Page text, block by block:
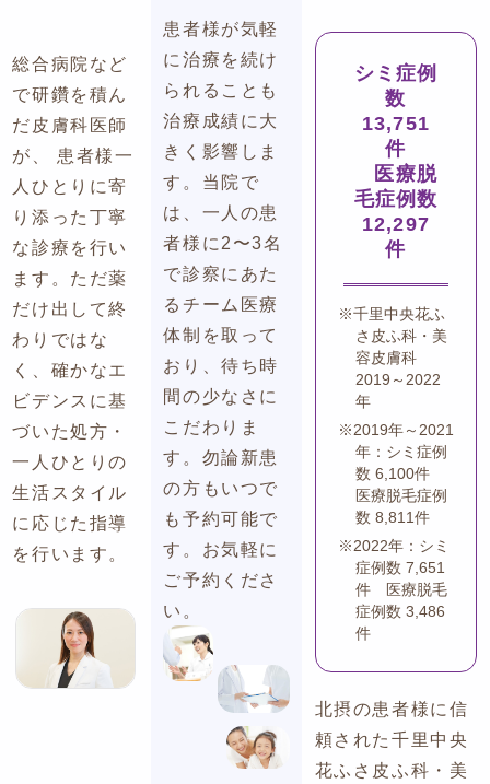
総合病院など
で研鑽を積ん
だ皮膚科医師
が、 患者様一
人ひとりに寄
り添った丁寧
な診療を行い
ます。ただ薬
だけ出して終
わりではな
く、確かなエ
ビデンスに基
づいた処方・
一人ひとりの
生活スタイル
に応じた指導
を行います。
患者様が気軽
に治療を続け
られることも
治療成績に大
きく影響しま
す。当院で
は、一人の患
者様に2〜3名
で診察にあた
るチーム医療
体制を取って
おり、待ち時
間の少なさに
こだわりま
す。勿論新患
の方もいつで
も予約可能で
す。お気軽に
ご予約くださ
い。
シミ症例
数
13,751
件
医療脱
毛症例数
12,297
件
※千里中央花ふ
さ皮ふ科・美
容皮膚科
2019～2022
年
※2019年～2021
年： シミ症例
数 6,100件
医療脱毛症例
数 8,811件
※2022年： シミ
症例数 7,651
件 医療脱毛
症例数 3,486
件
北摂の患者様に信
頼された千里中央
花ふさ皮ふ科・美